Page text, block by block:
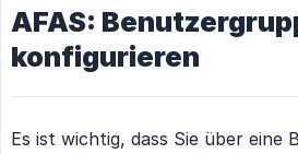
AFAS:
konfigurieren
Es ist wichtig, dass Sie über eine